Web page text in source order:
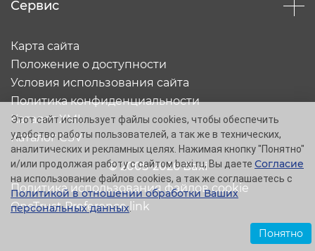
Сервис
© 2005-2026 Baxi
Карта сайта
Положение о доступности
Условия использования сайта
Политика конфиденциальности
Каталог XML
Каталог CSV
Политика использования файлов cookie
OneTrust Preference link
Этот сайт использует файлы cookies, чтобы обеспечить
удобство работы пользователей, а так же в технических,
аналитических и рекламных целях. Нажимая кнопку "Понятно"
и/или продолжая работу с сайтом baxi.ru, Вы даете Согласие
на использование файлов cookies, а так же соглашаетесь с
Политикой в отношении обработки Ваших
персональных данных.
Понятно